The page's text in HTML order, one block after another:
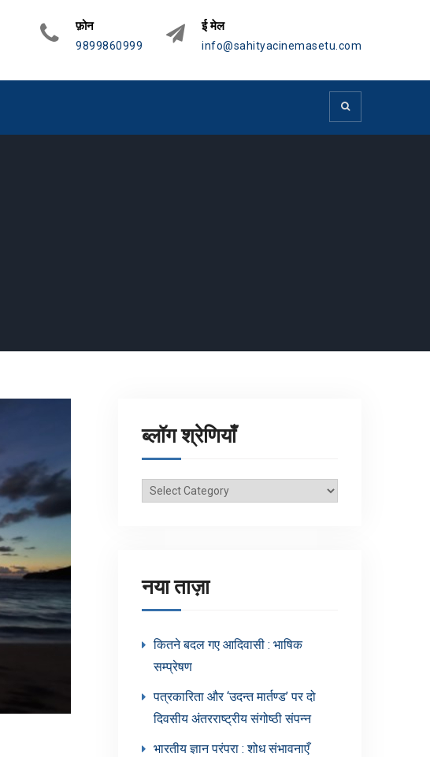
फ़ोन
9899860999
ई मेल
info@sahityacinemasetu.com
ब्लॉग श्रेणियाँ
ब्लॉग
नया ताज़ा
कितने बदल गए आदिवासी : भाषिक
सम्प्रेषण
पत्रकारिता और ‘उदन्त मार्तण्ड’ पर दो
दिवसीय अंतरराष्ट्रीय संगोष्ठी संपन्न
भारतीय ज्ञान परंपरा : शोध संभावनाएँ